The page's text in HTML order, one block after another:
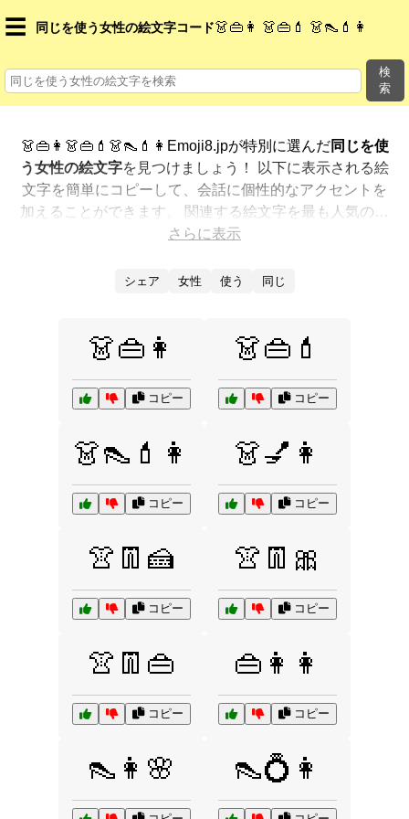
☰ 同じを使う女性の絵文字コード 👗👜👩 👗👜💄 👗👠💄👩
検
索
👗👜👩👗👜💄👗👠💄👩Emoji8.jpが特別に選んだ同じを使
う女性の絵文字を見つけましょう！ 以下に表示される絵
文字を簡単にコピーして、会話に個性的なアクセントを
加えることができます。 関連する絵文字を最も人気のあ
る順に表示しました。さらに多くのオプションが欲しい
使う女性を絵文字で表現する方法を見つけましょう。
さらに表示
シェア 女性 使う 同じ
👗👜👩
コピー
👗👜💄
コピー
👗👠💄👩
コピー
👗💅👩
コピー
👚👖🍰
コピー
👚👖🎀
コピー
👚👖👜
コピー
👜👩👩
コピー
👠👩🌸 👠💍👩